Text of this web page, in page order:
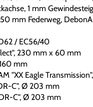
1 mm
mm Federweg,
/ EC56/40
230 mm x 60 mm
mm
"XX Eagle
C", Ø 203 mm
C", Ø 203 mm